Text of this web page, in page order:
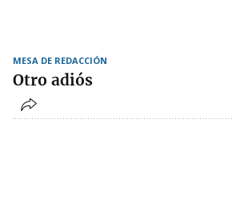
MESA DE REDACCIÓN
Otro adiós